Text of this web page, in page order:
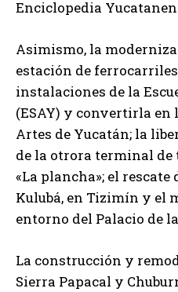
Enciclopedia
Asimismo, la
estación de
instalaciones de la
(ESAY) y convertirla
Artes de Yucatán; la
de la otrora terminal de
«La plancha»; el
Kulubá, en Tizimín y el
entorno del Palacio de
La construcción y
Sierra Papacal y